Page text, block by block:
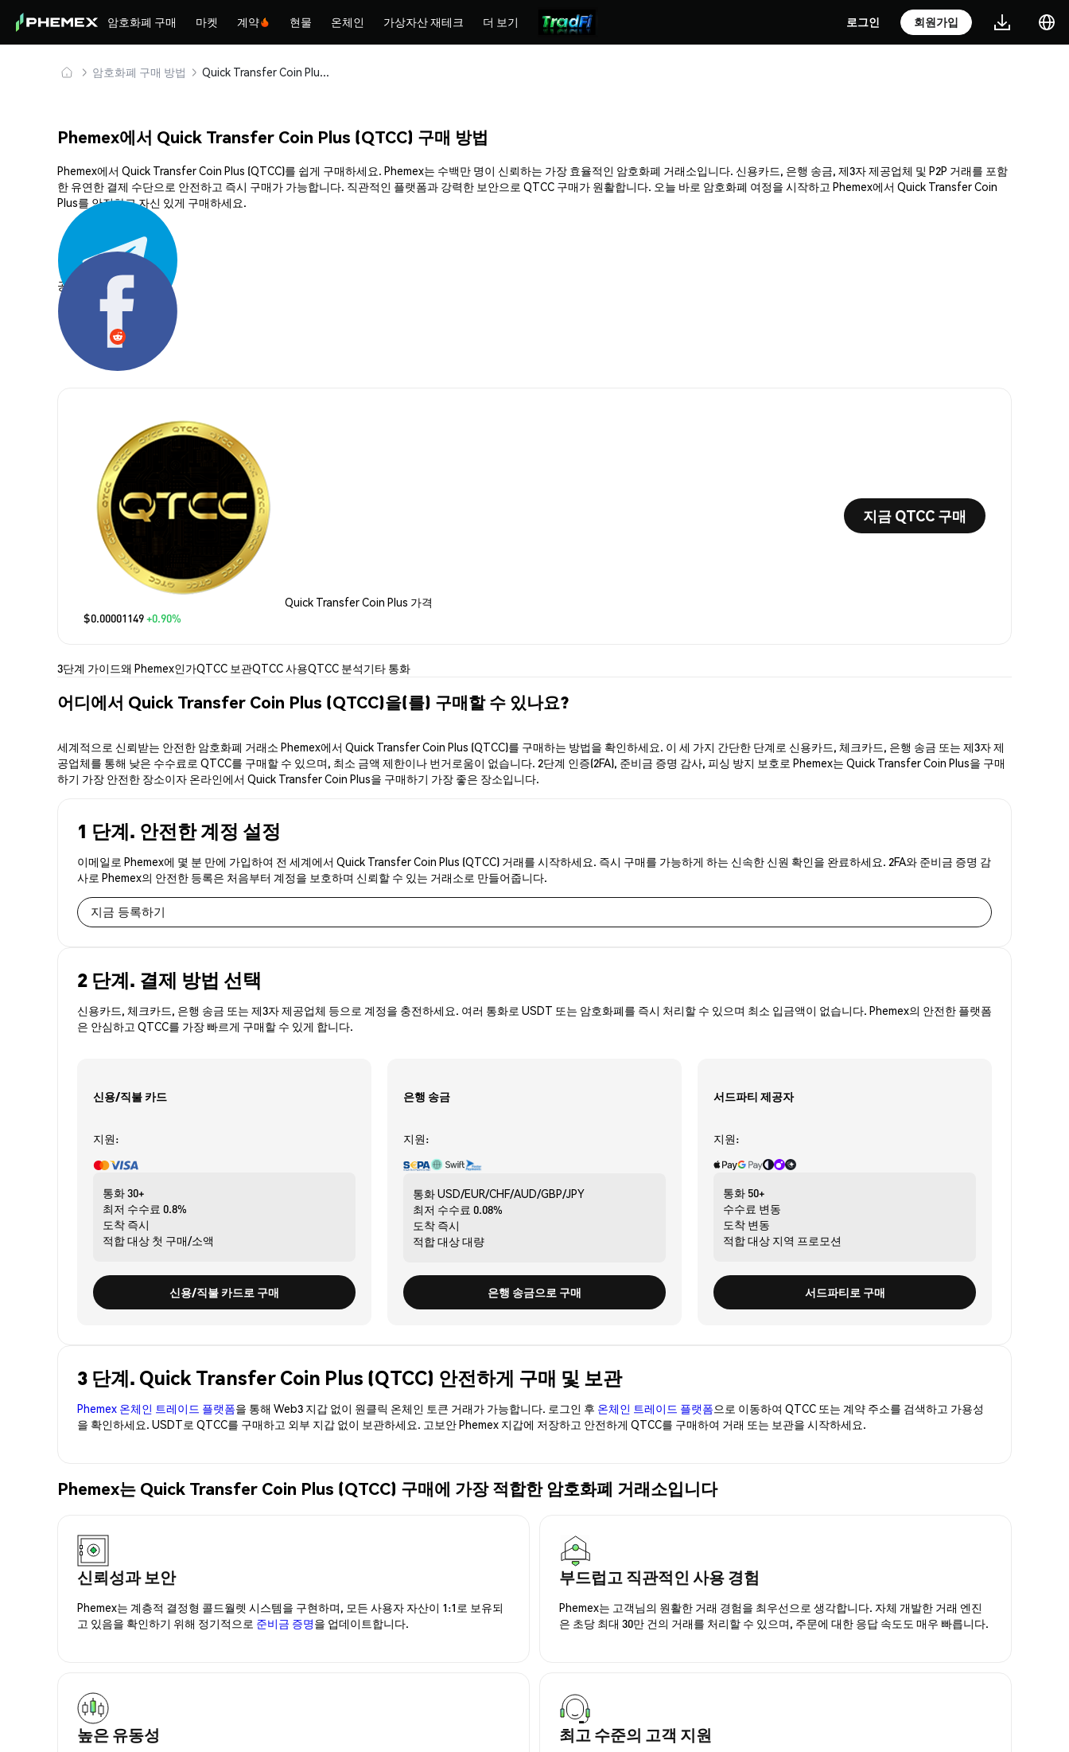
암호화폐 구매 마켓 계약 현물 온체인 가상자산 재테크 더 보기 로그인 회원가입
암호화폐 구매 방법 Quick Transfer Coin Plus (QTCC) 안전하게 구매 및 보관
Phemex에서 Quick Transfer Coin Plus (QTCC) 구매 방법
Phemex에서 Quick Transfer Coin Plus (QTCC)를 쉽게 구매하세요. Phemex는 수백만 명이 신뢰하는 가장 효율적인 암호화폐 거래소입니다. 신용카드, 은행 송금, 제3자 제공업체 및 P2P 거래를 포함
한 유연한 결제 수단으로 안전하고 즉시 구매가 가능합니다. 직관적인 플랫폼과 강력한 보안으로 QTCC 구매가 원활합니다. 오늘 바로 암호화폐 여정을 시작하고 Phemex에서 Quick Transfer Coin
Plus를 안전하고 자신 있게 구매하세요.
공유하기:
Quick Transfer Coin Plus 가격
$0.00001149+0.90%
지금 QTCC 구매
3단계 가이드왜 Phemex인가QTCC 보관QTCC 사용QTCC 분석기타 통화
어디에서 Quick Transfer Coin Plus (QTCC)을(를) 구매할 수 있나요?
세계적으로 신뢰받는 안전한 암호화폐 거래소 Phemex에서 Quick Transfer Coin Plus (QTCC)를 구매하는 방법을 확인하세요. 이 세 가지 간단한 단계로 신용카드, 체크카드, 은행 송금 또는 제3자 제
공업체를 통해 낮은 수수료로 QTCC를 구매할 수 있으며, 최소 금액 제한이나 번거로움이 없습니다. 2단계 인증(2FA), 준비금 증명 감사, 피싱 방지 보호로 Phemex는 Quick Transfer Coin Plus을 구매
하기 가장 안전한 장소이자 온라인에서 Quick Transfer Coin Plus을 구매하기 가장 좋은 장소입니다.
1 단계. 안전한 계정 설정
이메일로 Phemex에 몇 분 만에 가입하여 전 세계에서 Quick Transfer Coin Plus (QTCC) 거래를 시작하세요. 즉시 구매를 가능하게 하는 신속한 신원 확인을 완료하세요. 2FA와 준비금 증명 감
사로 Phemex의 안전한 등록은 처음부터 계정을 보호하며 신뢰할 수 있는 거래소로 만들어줍니다.
지금 등록하기
2 단계. 결제 방법 선택
신용카드, 체크카드, 은행 송금 또는 제3자 제공업체 등으로 계정을 충전하세요. 여러 통화로 USDT 또는 암호화폐를 즉시 처리할 수 있으며 최소 입금액이 없습니다. Phemex의 안전한 플랫폼
은 안심하고 QTCC를 가장 빠르게 구매할 수 있게 합니다.
신용/직불 카드
지원:
통화30+
최저 수수료 0.8%
도착 즉시
적합 대상 첫 구매/소액
신용/직불 카드로 구매
은행 송금
지원:
통화USD/EUR/CHF/AUD/GBP/JPY
최저 수수료 0.08%
도착 즉시
적합 대상대량
은행 송금으로 구매
서드파티 제공자
지원:
통화 50+
수수료 변동
도착 변동
적합 대상 지역 프로모션
서드파티로 구매
3 단계. Quick Transfer Coin Plus (QTCC) 안전하게 구매 및 보관
Phemex 온체인 트레이드 플랫폼을 통해 Web3 지갑 없이 원클릭 온체인 토큰 거래가 가능합니다. 로그인 후 온체인 트레이드 플랫폼으로 이동하여 QTCC 또는 계약 주소를 검색하고 가용성
을 확인하세요. USDT로 QTCC를 구매하고 외부 지갑 없이 보관하세요. 고보안 Phemex 지갑에 저장하고 안전하게 QTCC를 구매하여 거래 또는 보관을 시작하세요.
Phemex는 Quick Transfer Coin Plus (QTCC) 구매에 가장 적합한 암호화폐 거래소입니다
신뢰성과 보안
Phemex는 계층적 결정형 콜드월렛 시스템을 구현하며, 모든 사용자 자산이 1:1로 보유되
고 있음을 확인하기 위해 정기적으로 준비금 증명을 업데이트합니다.
부드럽고 직관적인 사용 경험
Phemex는 고객님의 원활한 거래 경험을 최우선으로 생각합니다. 자체 개발한 거래 엔진
은 초당 최대 30만 건의 거래를 처리할 수 있으며, 주문에 대한 응답 속도도 매우 빠릅니다.
높은 유동성 최고 수준의 고객 지원